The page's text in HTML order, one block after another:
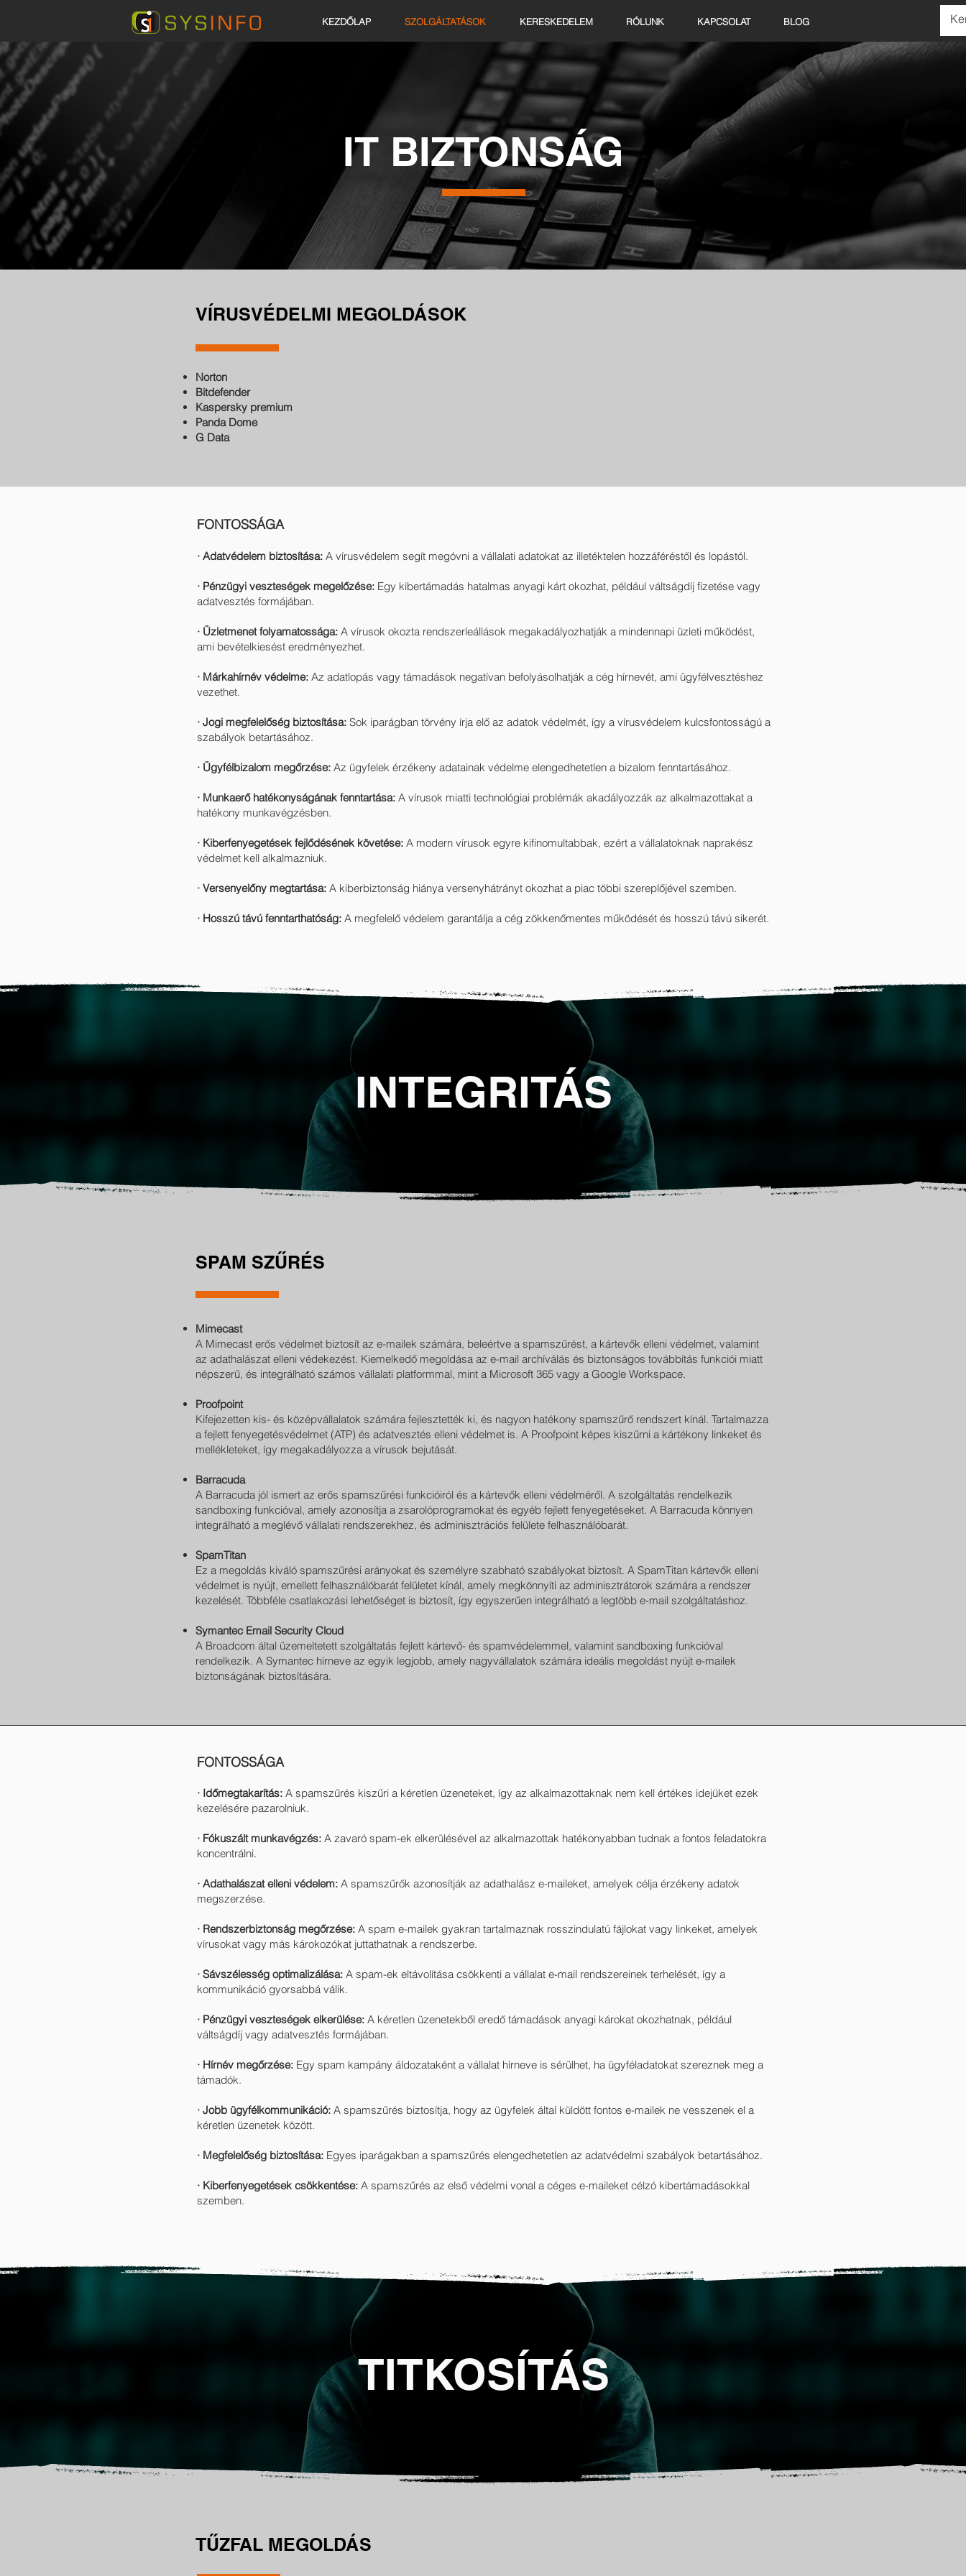
KEZDŐLAP SZOLGÁLTATÁSOK KERESKEDELEM RÓLUNK KAPCSOLAT BLOG
IT BIZTONSÁG
VÍRUSVÉDELMI MEGOLDÁSOK
Norton
Bitdefender
Kaspersky premium
Panda Dome
G Data
FONTOSSÁGA
· Adatvédelem biztosítása: A vírusvédelem segít megóvni a vállalati adatokat az illetéktelen hozzáféréstől és lopástól.
· Pénzügyi veszteségek megelőzése: Egy kibertámadás hatalmas anyagi kárt okozhat, például váltságdíj fizetése vagy
adatvesztés formájában.
· Üzletmenet folyamatossága: A vírusok okozta rendszerleállások megakadályozhatják a mindennapi üzleti működést,
ami bevételkiesést eredményezhet.
· Márkahírnév védelme: Az adatlopás vagy támadások negatívan befolyásolhatják a cég hírnevét, ami ügyfélvesztéshez
vezethet.
· Jogi megfelelőség biztosítása: Sok iparágban törvény írja elő az adatok védelmét, így a vírusvédelem kulcsfontosságú a
szabályok betartásához.
· Ügyfélbizalom megőrzése: Az ügyfelek érzékeny adatainak védelme elengedhetetlen a bizalom fenntartásához.
· Munkaerő hatékonyságának fenntartása: A vírusok miatti technológiai problémák akadályozzák az alkalmazottakat a
hatékony munkavégzésben.
· Kiberfenyegetések fejlődésének követése: A modern vírusok egyre kifinomultabbak, ezért a vállalatoknak naprakész
védelmet kell alkalmazniuk.
· Versenyelőny megtartása: A kiberbiztonság hiánya versenyhátrányt okozhat a piac többi szereplőjével szemben.
· Hosszú távú fenntarthatóság: A megfelelő védelem garantálja a cég zökkenőmentes működését és hosszú távú sikerét.
INTEGRITÁS
SPAM SZŰRÉS
Mimecast
A Mimecast erős védelmet biztosít az e-mailek számára, beleértve a spamszűrést, a kártevők elleni védelmet, valamint
az adathalászat elleni védekezést. Kiemelkedő megoldása az e-mail archíválás és biztonságos továbbítás funkciói miatt
népszerű, és integrálható számos vállalati platformmal, mint a Microsoft 365 vagy a Google Workspace.
Proofpoint
Kifejezetten kis- és középvállalatok számára fejlesztették ki, és nagyon hatékony spamszűrő rendszert kínál. Tartalmazza
a fejlett fenyegetésvédelmet (ATP) és adatvesztés elleni védelmet is. A Proofpoint képes kiszűrni a kártékony linkeket és
mellékleteket, így megakadályozza a vírusok bejutását.
Barracuda
A Barracuda jól ismert az erős spamszűrési funkcióiról és a kártevők elleni védelméről. A szolgáltatás rendelkezik
sandboxing funkcióval, amely azonosítja a zsarolóprogramokat és egyéb fejlett fenyegetéseket. A Barracuda könnyen
integrálható a meglévő vállalati rendszerekhez, és adminisztrációs felülete felhasználóbarát.
SpamTitan
Ez a megoldás kiváló spamszűrési arányokat és személyre szabható szabályokat biztosít. A SpamTitan kártevők elleni
védelmet is nyújt, emellett felhasználóbarát felületet kínál, amely megkönnyíti az adminisztrátorok számára a rendszer
kezelését. Többféle csatlakozási lehetőséget is biztosít, így egyszerűen integrálható a legtöbb e-mail szolgáltatáshoz.
Symantec Email Security Cloud
A Broadcom által üzemeltetett szolgáltatás fejlett kártevő- és spamvédelemmel, valamint sandboxing funkcióval
rendelkezik. A Symantec hírneve az egyik legjobb, amely nagyvállalatok számára ideális megoldást nyújt e-mailek
biztonságának biztosítására.
FONTOSSÁGA
· Időmegtakarítás: A spamszűrés kiszűri a kéretlen üzeneteket, így az alkalmazottaknak nem kell értékes idejüket ezek
kezelésére pazarolniuk.
· Fókuszált munkavégzés: A zavaró spam-ek elkerülésével az alkalmazottak hatékonyabban tudnak a fontos feladatokra
koncentrálni.
· Adathalászat elleni védelem: A spamszűrők azonosítják az adathalász e-maileket, amelyek célja érzékeny adatok
megszerzése.
· Rendszerbiztonság megőrzése: A spam e-mailek gyakran tartalmaznak rosszindulatú fájlokat vagy linkeket, amelyek
vírusokat vagy más károkozókat juttathatnak a rendszerbe.
· Sávszélesség optimalizálása: A spam-ek eltávolítása csökkenti a vállalat e-mail rendszereinek terhelését, így a
kommunikáció gyorsabbá válik.
· Pénzügyi veszteségek elkerülése: A kéretlen üzenetekből eredő támadások anyagi károkat okozhatnak, például
váltságdíj vagy adatvesztés formájában.
· Hírnév megőrzése: Egy spam kampány áldozataként a vállalat hírneve is sérülhet, ha ügyféladatokat szereznek meg a
támadók.
· Jobb ügyfélkommunikáció: A spamszűrés biztosítja, hogy az ügyfelek által küldött fontos e-mailek ne vesszenek el a
kéretlen üzenetek között.
· Megfelelőség biztosítása: Egyes iparágakban a spamszűrés elengedhetetlen az adatvédelmi szabályok betartásához.
· Kiberfenyegetések csökkentése: A spamszűrés az első védelmi vonal a céges e-maileket célzó kibertámadásokkal
szemben.
TITKOSÍTÁS
TŰZFAL MEGOLDÁS